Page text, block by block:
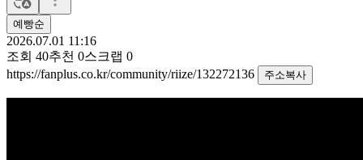
예빵순
2026.07.01 11:16
조회 40추천 0스크랩 0
https://fanplus.co.kr/community/riize/132272136
주소복사